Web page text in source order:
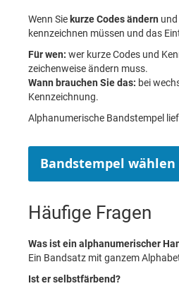
Wenn Sie kurze Codes ändern
kennzeichnen müssen und das
Für wen: wer kurze Codes und
zeichenweise ändern muss.
Wann brauchen Sie das: bei
Kennzeichnung.
Alphanumerische Bandstempel
Bandstempel
Häufige Fragen
Was ist ein alphanumerischer
Ein Bandsatz mit ganzem
Ist er selbstfärbend?